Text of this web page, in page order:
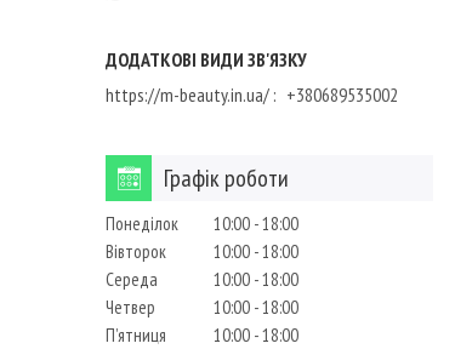
https://m-beauty.in.ua/ +380689535002
Графік роботи
Понеділок 10:00 18:00
Вівторок
10:00 18:00
Середа
10:00 18:00
Четвер
10:00 18:00
Пʼятниця
10:00 18:00